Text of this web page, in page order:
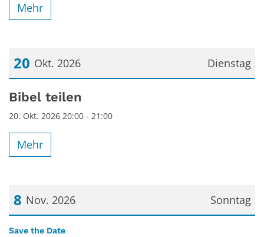
Mehr
Dienstag
20 Okt. 2026
Datum: 20. Oktober 2026
Bibel teilen
20. Okt. 2026 20:00 - 21:00
Mehr
Sonntag
8 Nov. 2026
Datum: 8. November 2026
Save the Date: